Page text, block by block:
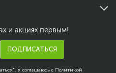
и акциях первым!
ПОДПИСАТЬСЯ
я соглашаюсь с Политикой